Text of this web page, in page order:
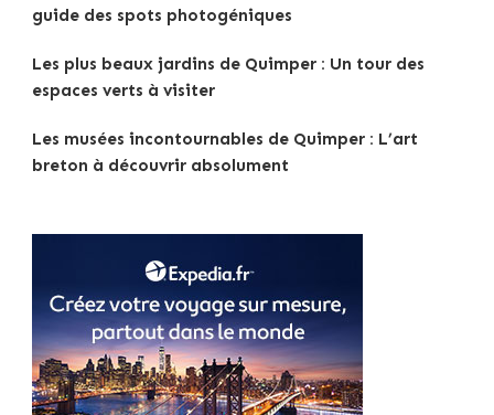
guide des spots photogéniques
Les plus beaux jardins de Quimper : Un tour des
espaces verts à visiter
Les musées incontournables de Quimper : L’art
breton à découvrir absolument